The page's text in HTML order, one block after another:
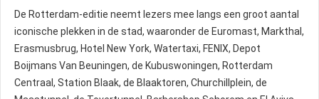
De Rotterdam-editie neemt lezers mee langs een groot aantal
iconische plekken in de stad, waaronder de Euromast, Markthal,
Erasmusbrug, Hotel New York, Watertaxi, FENIX, Depot
Boijmans Van Beuningen, de Kubuswoningen, Rotterdam
Centraal, Station Blaak, de Blaaktoren, Churchillplein, de